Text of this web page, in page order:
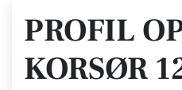
PROFIL
KORSØR